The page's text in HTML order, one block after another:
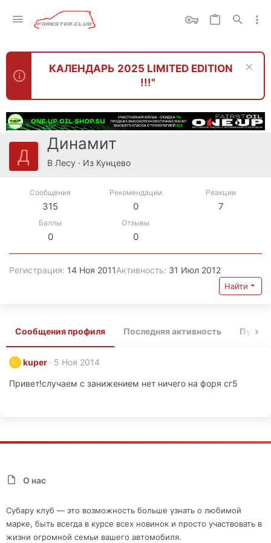
КАЛЕНДАРЬ 2025 LIMITED EDITION
!!!"
Д
Динамит
В Лесу · Из Кунцево
Сообщения
315
Рекомендации
0
Реакции
7
Баллы
0
Отзывы
0
Регистрация 14 Ноя 2011Активность 31 Июл 2012
Найти
Сообщения профиля Последняя активность
K kuper 5 Ноя 2014
Привет!случаем с занижением нет ничего на форя сг5
О нас
Субару клуб — это возможность больше узнать о любимой
марке, быть всегда в курсе всех новинок и просто участвовать в
жизни огромной семьи вашего автомобиля.